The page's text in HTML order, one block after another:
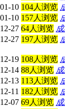
01-10 104人浏览
01-10 157人浏览
12-27 64人浏览
12-27 197人浏览
12-19 108人浏览
12-14 88人浏览
12-13 113人浏览
12-11 182人浏览
12-07 69人浏览